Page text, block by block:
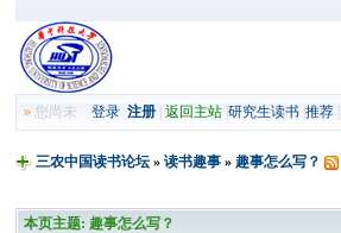
» 您尚未登录 注册 |返回主站 |研究生读书 |推荐
三农中国读书论坛 »读书趣事 »趣事怎么写？
本页主题: 趣事怎么写？